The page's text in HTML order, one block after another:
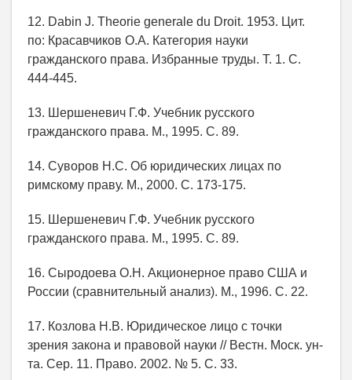
12. Dabin J. Theorie generale du Droit. 1953. Цит.
по: Красавчиков О.А. Категория науки
гражданского права. Избранные труды. Т. 1. С.
444-445.
13. Шершеневич Г.Ф. Учебник русского
гражданского права. М., 1995. С. 89.
14. Суворов Н.С. Об юридических лицах по
римскому праву. М., 2000. С. 173-175.
15. Шершеневич Г.Ф. Учебник русского
гражданского права. М., 1995. С. 89.
16. Сыродоева О.Н. Акционерное право США и
России (сравнительный анализ). М., 1996. С. 22.
17. Козлова Н.В. Юридическое лицо с точки
зрения закона и правовой науки // Вестн. Моск. ун-
та. Сер. 11. Право. 2002. № 5. С. 33.